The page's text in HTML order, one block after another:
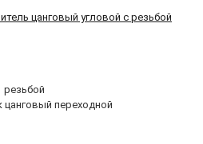
цанговый угловой с резьбой